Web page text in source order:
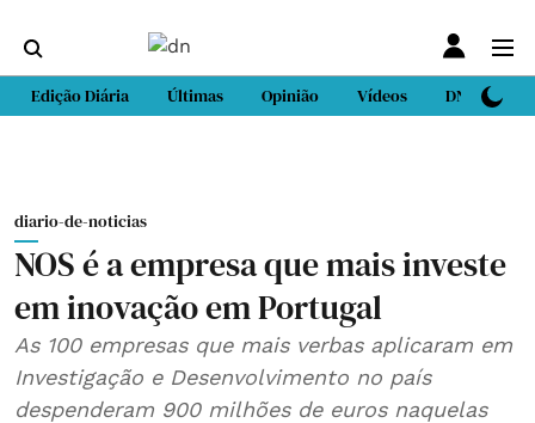
Edição Diária Últimas Opinião Vídeos DN Sport
diario-de-noticias
NOS é a empresa que mais investe
em inovação em Portugal
As 100 empresas que mais verbas aplicaram em
Investigação e Desenvolvimento no país
despenderam 900 milhões de euros naquelas